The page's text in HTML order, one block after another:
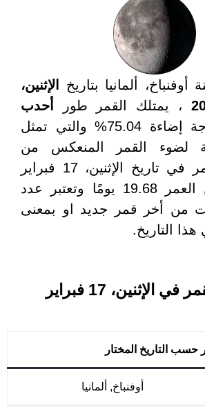
ألمانيا بتاريخ
الإثنين،
، يمتلك القمر طور
أحدب
، وبدرجة إضاءة 75.04% والتي تمثل
لضوء القمر المنعكس من
الشمس. والقمر في تاريخ الإثنين، 17 فبراير
2025 يبلغ من العمر 19.68 يومًا وتعتبر عدد
من أخر قمر جديد او بمعنى
التاريخ.
تفاصيل حالة القمر في الإثنين، 17 فبراير
حسب التاريخ المختار
أوفنباخ, ألمانيا